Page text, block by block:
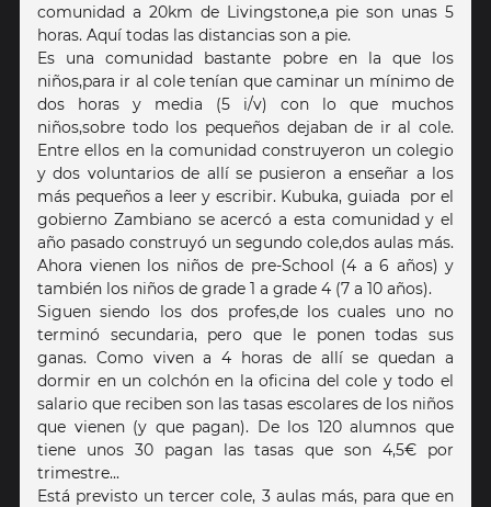
comunidad a 20km de Livingstone,a pie son unas 5
horas. Aquí todas las distancias son a pie.
Es una comunidad bastante pobre en la que los
niños,para ir al cole tenían que caminar un mínimo de
dos horas y media (5 i/v) con lo que muchos
niños,sobre todo los pequeños dejaban de ir al cole.
Entre ellos en la comunidad construyeron un colegio
y dos voluntarios de allí se pusieron a enseñar a los
más pequeños a leer y escribir. Kubuka, guiada por el
gobierno Zambiano se acercó a esta comunidad y el
año pasado construyó un segundo cole,dos aulas más.
Ahora vienen los niños de pre-School (4 a 6 años) y
también los niños de grade 1 a grade 4 (7 a 10 años).
Siguen siendo los dos profes,de los cuales uno no
terminó secundaria, pero que le ponen todas sus
ganas. Como viven ‪a 4 horas‬ de allí se quedan a
dormir en un colchón en la oficina del cole y todo el
salario que reciben son las tasas escolares de los niños
que vienen (y que pagan). De los 120 alumnos que
tiene unos 30 pagan las tasas que son 4,5€ por
trimestre...
Está previsto un tercer cole, 3 aulas más, para que en